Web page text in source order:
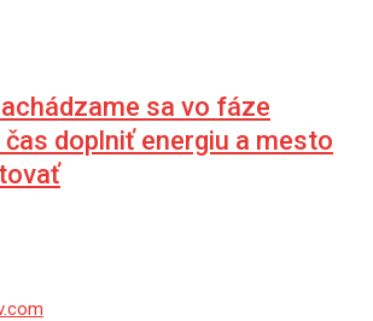
sa vo fáze
čas doplniť energiu a mesto